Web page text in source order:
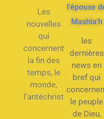
Les
nouvelles
qui
concernent
la fin des
temps, le
monde,
l'antéchrist
l'épouse
Mashia'h
les
dernières
news en
bref qui
le peuple
de Dieu,